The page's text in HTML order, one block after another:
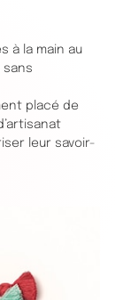
à la main au
sans
placé de
leur savoir-